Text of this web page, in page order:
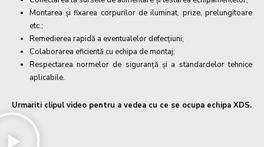
Montarea și fixarea corpurilor de iluminat, prize, prelungitoare
etc.;
Remedierea rapidă a eventualelor defecțiuni;
Colaborarea eficientă cu echipa de montaj;
Respectarea normelor de siguranță și a standardelor tehnice
aplicabile.
Urmariti clipul video pentru a vedea cu ce se ocupa echipa XDS.